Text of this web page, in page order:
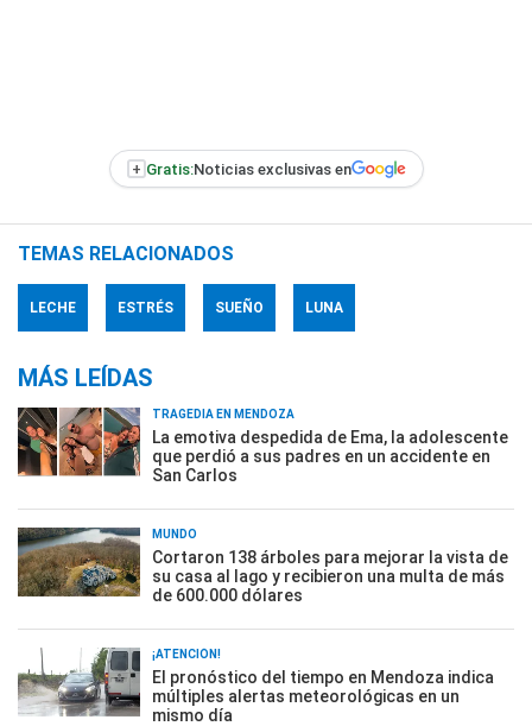
+ Gratis:Noticias exclusivas en
TEMAS RELACIONADOS
LECHE ESTRÉS SUEÑO LUNA
MÁS LEÍDAS
TRAGEDIA EN MENDOZA
La emotiva despedida de Ema, la adolescente
que perdió a sus padres en un accidente en
San Carlos
MUNDO
Cortaron 138 árboles para mejorar la vista de
su casa al lago y recibieron una multa de más
de 600.000 dólares
¡ATENCIÓN!
El pronóstico del tiempo en Mendoza indica
múltiples alertas meteorológicas en un
mismo día